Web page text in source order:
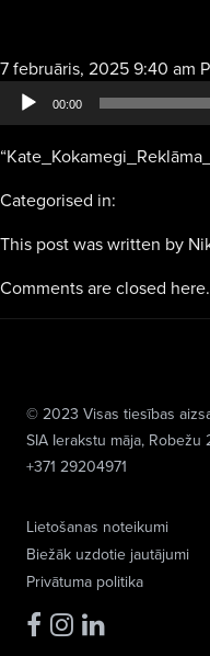
7 februāris, 2025 9:40 am
00:00
Categorised in:
This post was written by
Comments are closed here.
Lietošanas noteikumi
Biežāk uzdotie jautājumi
Privātuma politika
© 2023 Visas tiesības
SIA Ierakstu māja, Robežu
+371 29204971